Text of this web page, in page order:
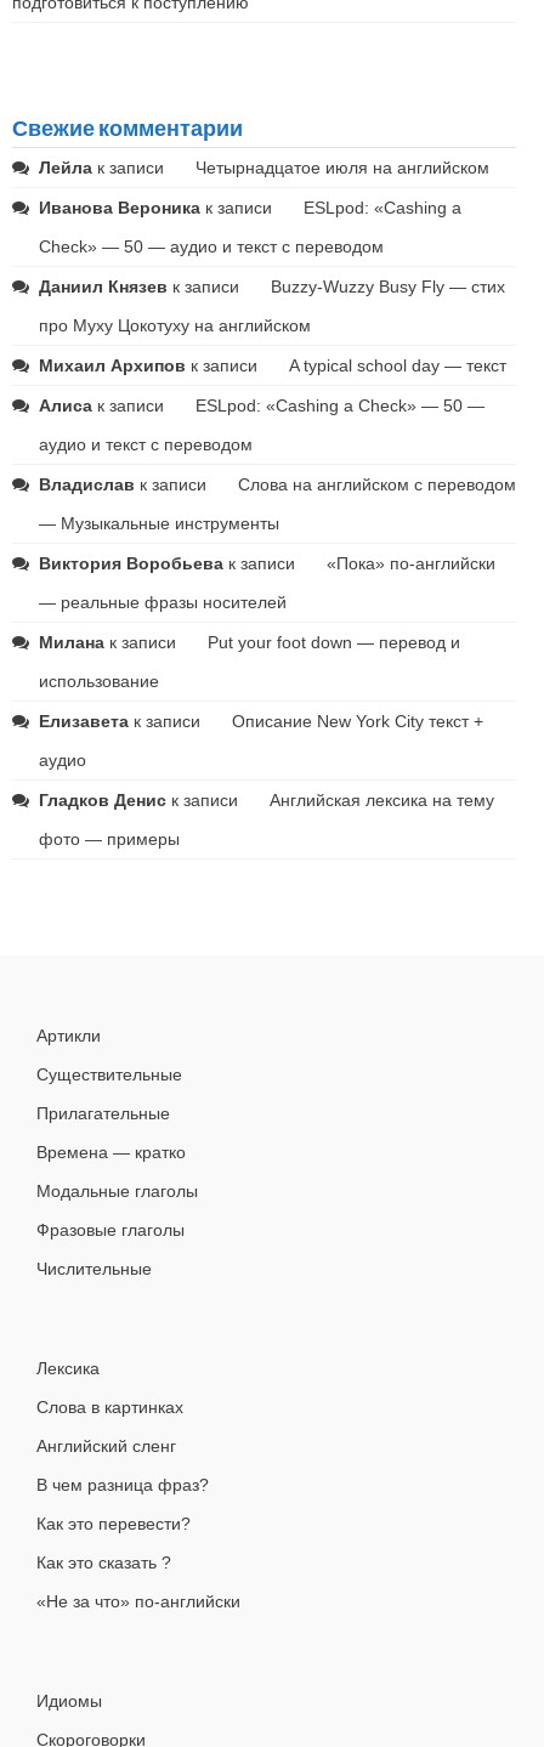
Свежие комментарии
Лейла к записи Четырнадцатое июля на английском
Иванова Вероника к записи
ESLpod: «Cashing a
Check» — 50 — аудио и текст с переводом
Даниил Князев к записи
Buzzy-Wuzzy Busy Fly — стих
про Муху Цокотуху на английском
Михаил Архипов к записи A typical school day — текст
Алиса к записи
ESLpod: «Cashing a Check» — 50 —
аудио и текст с переводом
Владислав к записи
Слова на английском с переводом
— Музыкальные инструменты
Виктория Воробьева к записи
«Пока» по-английски
— реальные фразы носителей
Милана к записи
Put your foot down — перевод и
использование
Елизавета к записи
Описание New York City текст +
аудио
Гладков Денис к записи
Английская лексика на тему
фото — примеры
Артикли
Существительные
Прилагательные
Времена — кратко
Модальные глаголы
Фразовые глаголы
Числительные
Лексика
Слова в картинках
Английский сленг
В чем разница фраз?
Как это перевести?
Как это сказать ?
«Не за что» по-английски
Идиомы
Скороговорки